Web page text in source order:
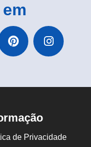
em
de Privacidade